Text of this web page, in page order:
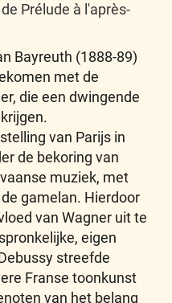
Prélude à l'après-
Bayreuth (1888-89)
met de
die een dwingende
van Parijs in
de bekoring van
muziek, met
gamelan. Hierdoor
van Wagner uit te
eigen
streefde
Franse toonkunst
van het belang